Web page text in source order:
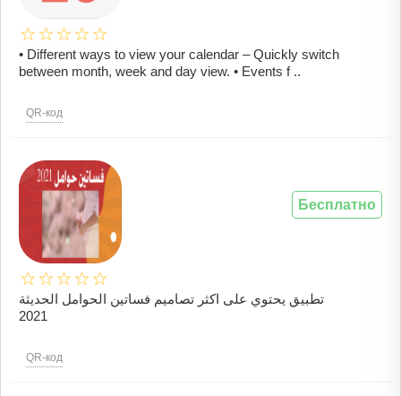
• Different ways to view your calendar – Quickly switch
between month, week and day view. • Events f ..
QR-код
تطبيق يحتوي على اكثر تصاميم فساتين الحوامل الحديثة
2021
QR-код
Бесплатно